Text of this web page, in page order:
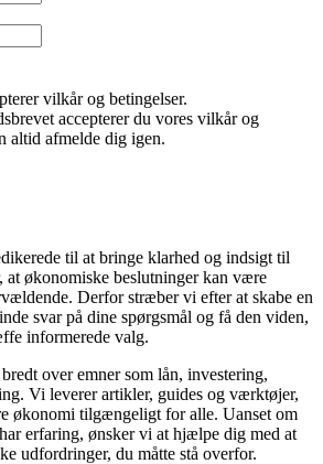
vilkår og betingelser.
accepterer du vores vilkår og
altid afmelde dig igen.
til at bringe klarhed og indsigt til
økonomiske beslutninger kan være
Derfor stræber vi efter at skabe en
svar på dine spørgsmål og få den viden,
informerede valg.
over emner som lån, investering,
Vi leverer artikler, guides og værktøjer,
økonomi tilgængeligt for alle. Uanset om
erfaring, ønsker vi at hjælpe dig med at
udfordringer, du måtte stå overfor.